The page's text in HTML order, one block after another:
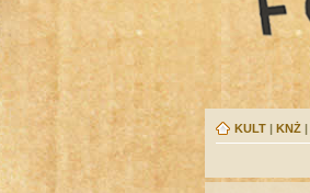
KULT | KNŻ |